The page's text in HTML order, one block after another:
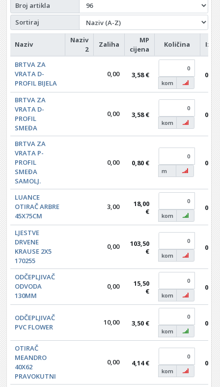
Broj artikla
Sortiraj
Naziv
Naziv
2
Zaliha
MP
cijena
Količina
BRTVA ZA
VRATA D-
PROFIL BIJELA
0,00 3,58 €
kom
0,00
BRTVA ZA
VRATA D-
PROFIL
SMEĐA
0,00 3,58 €
kom
0,00
BRTVA ZA
VRATA P-
PROFIL
SMEĐA
SAMOLJ.
0,00 0,80 €
m
0,00
LUANCE
OTIRAČ ARBRE
45X75CM
3,00
18,00
€
kom
0,00
LJESTVE
DRVENE
KRAUSE 2X5
170255
0,00
103,50
€
kom
0,00
ODČEPLJIVAČ
ODVODA
130MM
0,00
15,50
€
kom
0,00
ODČEPLJIVAČ
PVC FLOWER
10,00 3,50 €
kom
0,00
OTIRAČ
MEANDRO
40X62
PRAVOKUTNI
0,00 4,14 €
kom
0,00